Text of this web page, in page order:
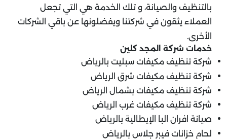
بالتنظيف والصيانة، و تلك الخدمة هي التي تجعل
العملاء يثقون في شركتنا ويفضلونها عن باقي الشركات
الأخرى.
خدمات شركة المجد كلين
شركة تنظيف مكيفات سبليت بالرياض
شركة تنظيف مكيفات شرق الرياض
شركة تنظيف مكيفات بشمال الرياض
شركة تنظيف مكيفات غرب الرياض
صيانة افران البا الإيطالية بالرياض
لحام خزانات فيبر جلاس بالرياض